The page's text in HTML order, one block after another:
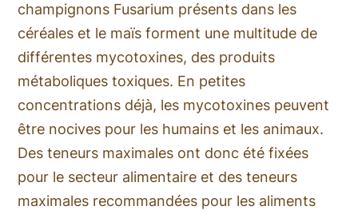
champignons Fusarium présents dans les
céréales et le maïs forment une multitude de
différentes mycotoxines, des produits
métaboliques toxiques. En petites
concentrations déjà, les mycotoxines peuvent
être nocives pour les humains et les animaux.
Des teneurs maximales ont donc été fixées
pour le secteur alimentaire et des teneurs
maximales recommandées pour les aliments